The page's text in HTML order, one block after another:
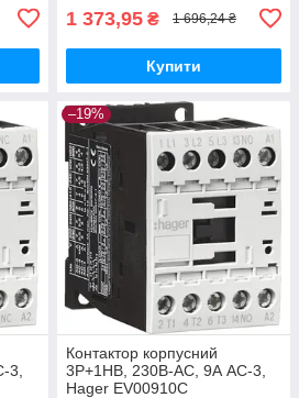
1 373,95 ₴ 1 696,24 ₴
Купити
3,
–19%
Контактор корпусний
3P+1НВ, 230В-АС, 9А AC-3,
Hager EV00910C